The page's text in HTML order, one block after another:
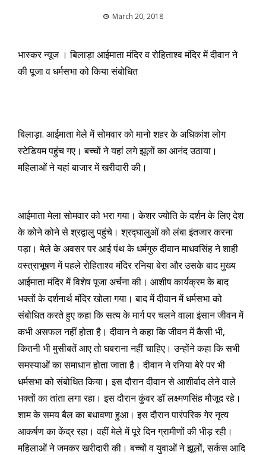
March 20, 2018
भास्कर न्यूज । बिलाड़ा आईमाता मंदिर व रोहिताश्व मंदिर में दीवान ने
की पूजा व धर्मसभा को किया संबोधित
बिलाड़ा. आईमाता मेले में सोमवार को मानो शहर के अधिकांश लोग
स्टेडियम पहुंच गए। बच्चों ने यहां लगे झूलों का आनंद उठाया।
महिलाओं ने यहां बाजार में खरीदारी की।
आईमाता मेला सोमवार को भरा गया। केशर ज्योति के दर्शन के लिए देश
के कोने कोने से श्रद्वालु पहुंचे। श्रद्घालुओं को लंबा इंतजार करना
पड़ा। मेले के अवसर पर आई पंथ के धर्मगुरु दीवान माधवसिंह ने शाही
वस्त्राभूषण में पहले रोहिताश्व मंदिर रनिया बेरा और उसके बाद मुख्य
आईमाता मंदिर में विशेष पूजा अर्चना की। आशीष कार्यक्रम के बाद
भक्तों के दर्शनार्थ मंदिर खोला गया। बाद में दीवान में धर्मसभा को
संबोधित करते हुए कहा कि सत्य के मार्ग पर चलने वाला इंसान जीवन में
कभी असफल नहीं होता है। दीवान ने कहा कि जीवन में कैसी भी,
कितनी भी मुसीबतें आए तो घबराना नहीं चाहिए। उन्होंने कहा कि सभी
समस्याओं का समाधान होता जाता है। दीवान ने रनिया बेरे पर भी
धर्मसभा को संबोधित किया। इस दौरान दीवान से आशीर्वाद लेने वाले
भक्तों का तांता लगा रहा। इस दौरान कुंवर डॉ लक्ष्मणसिंह मौजूद रहे।
शाम के समय बैल का बधावणा हुआ। इस दौरान पारंपरिक गेर नृत्य
आकर्षण का केंद्र रहा। वहीं मेले में पूरे दिन ग्रामीणों की भीड़ रही।
महिलाओं ने जमकर खरीदारी की। बच्चों व युवाओं ने झूलों, सर्कस आदि